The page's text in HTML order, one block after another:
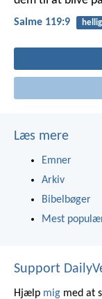
Salme 119:9
Læs mere
Emner
Arkiv
Bibelbøger
Mest
Support
Hjælp mig med at